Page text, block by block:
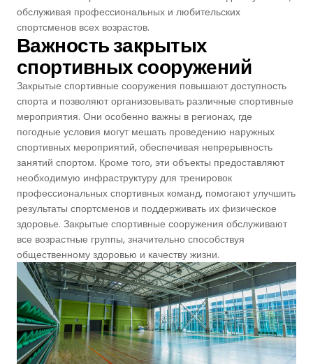
Многофункциональные Поля
Хоккейные Поля
Бейсбольные Поля
Регби Поля
Бадминтонные Корты
Футзальные Корты
Крикетные Поля
Американский Футбол
Спортивные Игры На Ковриках
Ипподромы
обслуживая профессиональных и любительских
спортсменов всех возрастов.
Важность закрытых
спортивных сооружений
Закрытые спортивные сооружения повышают доступность
спорта и позволяют организовывать различные спортивные
мероприятия. Они особенно важны в регионах, где
погодные условия могут мешать проведению наружных
спортивных мероприятий, обеспечивая непрерывность
занятий спортом. Кроме того, эти объекты предоставляют
необходимую инфраструктуру для тренировок
профессиональных спортивных команд, помогают улучшить
результаты спортсменов и поддерживать их физическое
здоровье. Закрытые спортивные сооружения обслуживают
все возрастные группы, значительно способствуя
общественному здоровью и качеству жизни.